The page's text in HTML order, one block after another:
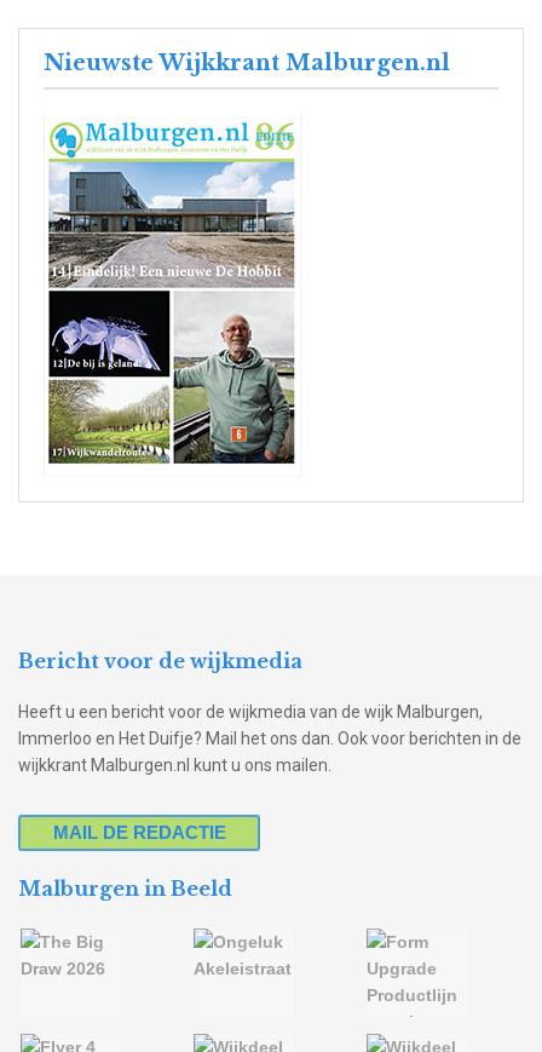
Nieuwste Wijkkrant Malburgen.nl
Bericht voor de wijkmedia
Heeft u een bericht voor de wijkmedia van de wijk Malburgen,
Immerloo en Het Duifje? Mail het ons dan. Ook voor berichten in de
wijkkrant Malburgen.nl kunt u ons mailen.
MAIL DE REDACTIE
Malburgen in Beeld